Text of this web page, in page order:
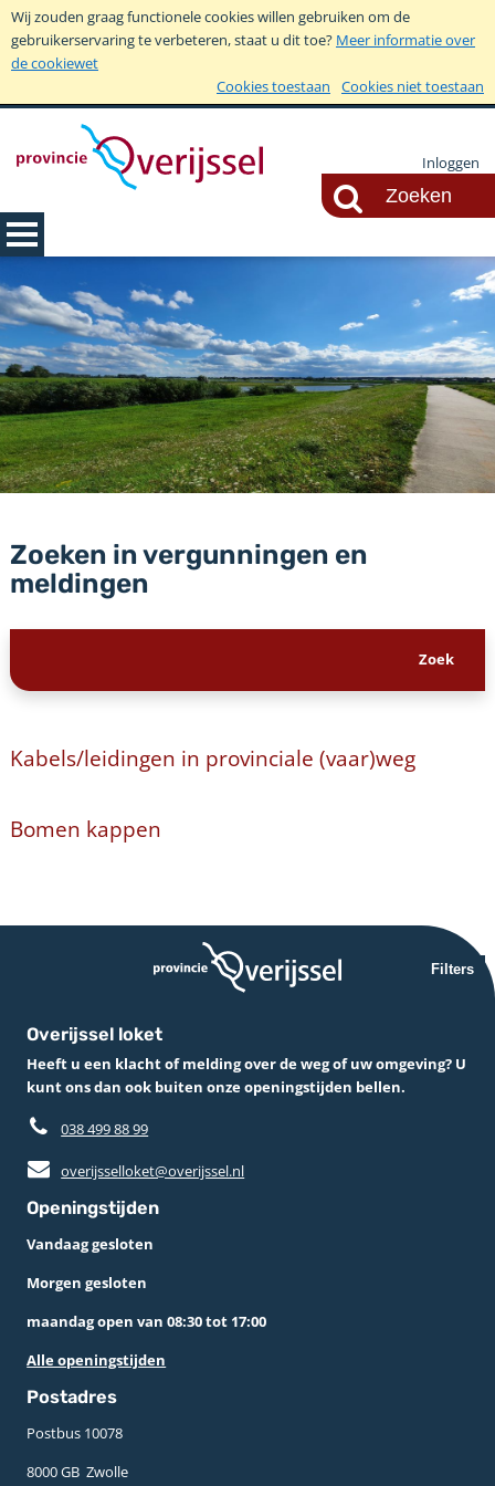
Wij zouden graag functionele cookies willen gebruiken om de
gebruikerservaring te verbeteren, staat u dit toe? Meer informatie over
de cookiewet
Cookies toestaan
Cookies niet toestaan
Inloggen
Zoeken in vergunningen en
meldingen
Kabels/leidingen in provinciale (vaar)weg
Bomen kappen
Filters
Overijssel loket
Heeft u een klacht of melding over de weg of uw omgeving? U
kunt ons dan ook buiten onze openingstijden bellen.
038 499 88 99
overijsselloket@overijssel.nl
Openingstijden
Vandaag gesloten
Morgen gesloten
maandag open van 08:30 tot 17:00
Alle openingstijden
Postadres
Postbus 10078 ­
8000 GB ­ Zwolle